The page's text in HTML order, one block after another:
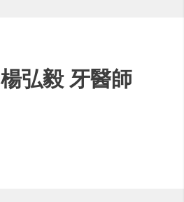
楊弘毅 牙醫師